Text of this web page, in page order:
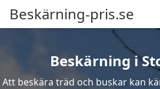
Beskärning-pris.se
Beskärning i
Att beskära träd och buskar kan